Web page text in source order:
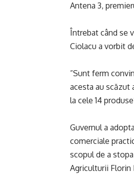
Antena 3,
Întrebat când se
Ciolacu a vorbit
”Sunt ferm
acesta au scăzut
la cele 14
Guvernul a
comerciale
scopul de a
Agriculturii Florin